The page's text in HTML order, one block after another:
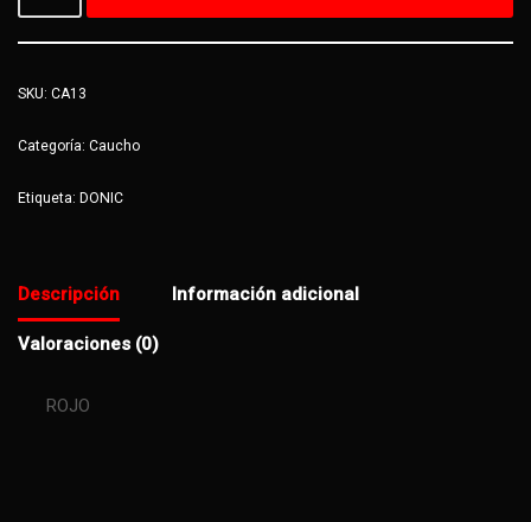
SKU: CA13
Categoría: Caucho
Etiqueta: DONIC
Descripción Información adicional
Valoraciones (0)
ROJO